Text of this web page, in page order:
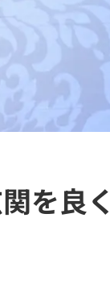
を良